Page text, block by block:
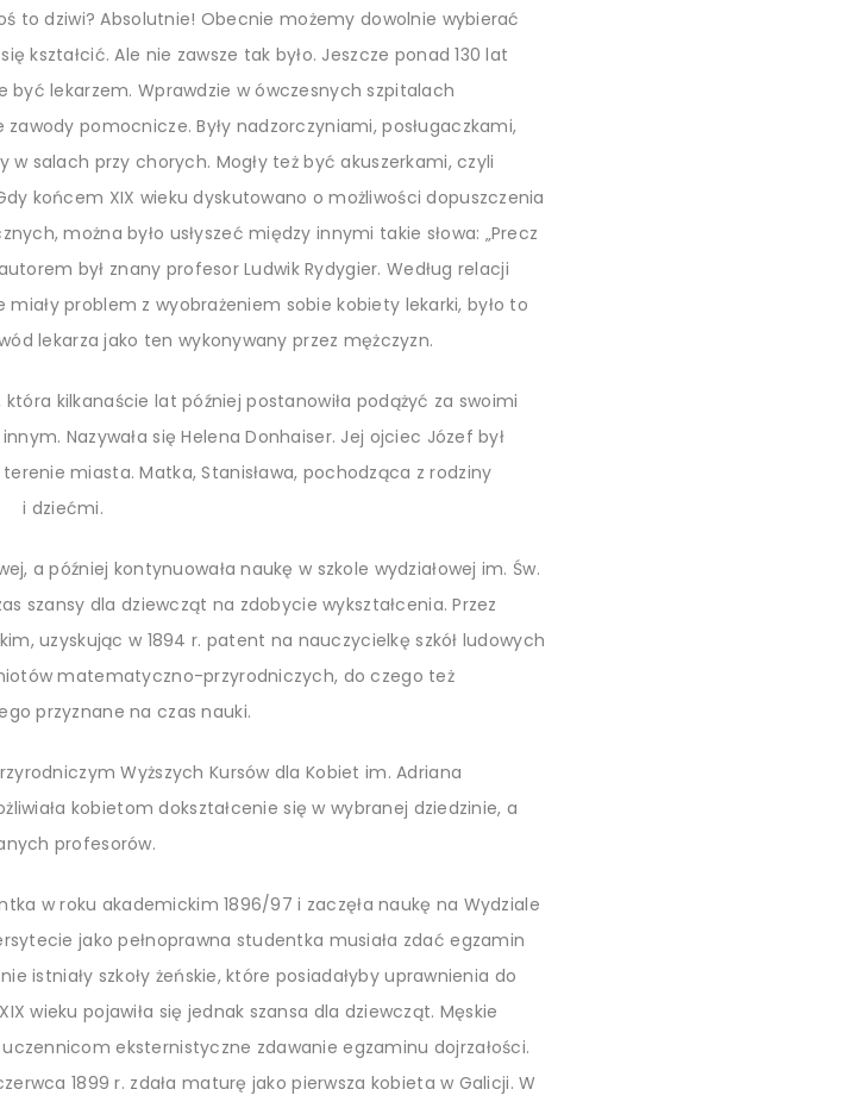
to dziwi? Absolutnie! Obecnie możemy dowolnie wybierać
kształcić. Ale nie zawsze tak było. Jeszcze ponad 130 lat
lekarzem. Wprawdzie w ówczesnych szpitalach
pomocnicze. Były nadzorczyniami, posługaczkami,
salach przy chorych. Mogły też być akuszerkami, czyli
końcem XIX wieku dyskutowano o możliwości dopuszczenia
można było usłyszeć między innymi takie słowa: „Precz
był znany profesor Ludwik Rydygier. Według relacji
miały problem z wyobrażeniem sobie kobiety lekarki, było to
lekarza jako ten wykonywany przez mężczyzn.
która kilkanaście lat później postanowiła podążyć za swoimi
Nazywała się Helena Donhaiser. Jej ojciec Józef był
miasta. Matka, Stanisława, pochodząca z rodziny
dziećmi.
a później kontynuowała naukę w szkole wydziałowej im. Św.
szansy dla dziewcząt na zdobycie wykształcenia. Przez
uzyskując w 1894 r. patent na nauczycielkę szkół ludowych
matematyczno-przyrodniczych, do czego też
przyznane na czas nauki.
Wyższych Kursów dla Kobiet im. Adriana
kobietom dokształcenie się w wybranej dziedzinie, a
profesorów.
w roku akademickim 1896/97 i zaczęła naukę na Wydziale
jako pełnoprawna studentka musiała zdać egzamin
istniały szkoły żeńskie, które posiadałyby uprawnienia do
wieku pojawiła się jednak szansa dla dziewcząt. Męskie
eksternistyczne zdawanie egzaminu dojrzałości.
1899 r. zdała maturę jako pierwsza kobieta w Galicji. W